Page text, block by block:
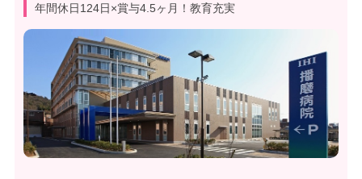
年間休日124日×賞与4.5ヶ月！教育充実